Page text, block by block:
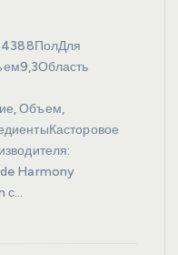
Объем,
Harmony
с…